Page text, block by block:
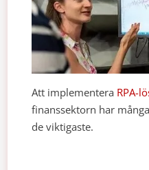
Att implementera RPA-
finanssektorn har
de viktigaste.